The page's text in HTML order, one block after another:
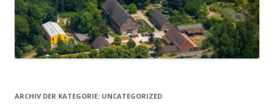
ARCHIV DER KATEGORIE: UNCATEGORIZED